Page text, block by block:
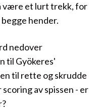
være et lurt trekk, for
hender.
nedover
til Gyökeres'
til rette og skrudde
av spissen - er